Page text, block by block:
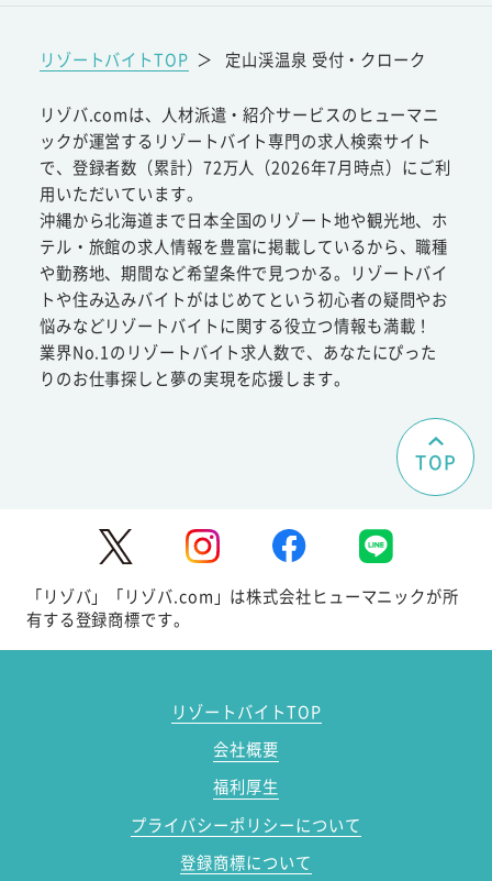
リゾートバイトTOP ＞ 定山渓温泉 受付・クローク
リゾバ.comは、人材派遣・紹介サービスのヒューマニ
ックが運営するリゾートバイト専門の求人検索サイト
で、登録者数（累計）72万人（2026年7月時点）にご利
用いただいています。
沖縄から北海道まで日本全国のリゾート地や観光地、ホ
テル・旅館の求人情報を豊富に掲載しているから、職種
や勤務地、期間など希望条件で見つかる。リゾートバイ
トや住み込みバイトがはじめてという初心者の疑問やお
悩みなどリゾートバイトに関する役立つ情報も満載！
業界No.1のリゾートバイト求人数で、あなたにぴった
りのお仕事探しと夢の実現を応援します。
TOP
「リゾバ」「リゾバ.com」は株式会社ヒューマニックが所
有する登録商標です。
リゾートバイトTOP
会社概要
福利厚生
プライバシーポリシーについて
登録商標について